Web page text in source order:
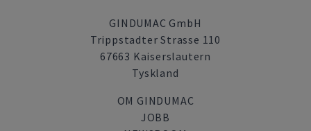
GINDUMAC GmbH
Trippstadter Strasse 110
67663 Kaiserslautern
Tyskland
OM GINDUMAC
JOBB